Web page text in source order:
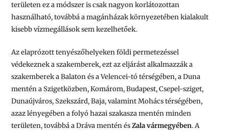
területen ez a módszer is csak nagyon korlátozottan
használható, továbbá a magánházak környezetében kialakult
kisebb vízmegállások sem kezelhetőek.
Az elaprózott tenyészőhelyeken földi permetezéssel
védekeznek a szakemberek, ezt az eljárást alkalmazzák a
szakemberek a Balaton és a Velencei-tó térségében, a Duna
mentén a Szigetközben, Komárom, Budapest, Csepel-sziget,
Dunaújváros, Szekszárd, Baja, valamint Mohács térségében,
azaz lényegében a folyó hazai szakasza mentén minden
területen, továbbá a Dráva mentén ésZala vármegyében. A